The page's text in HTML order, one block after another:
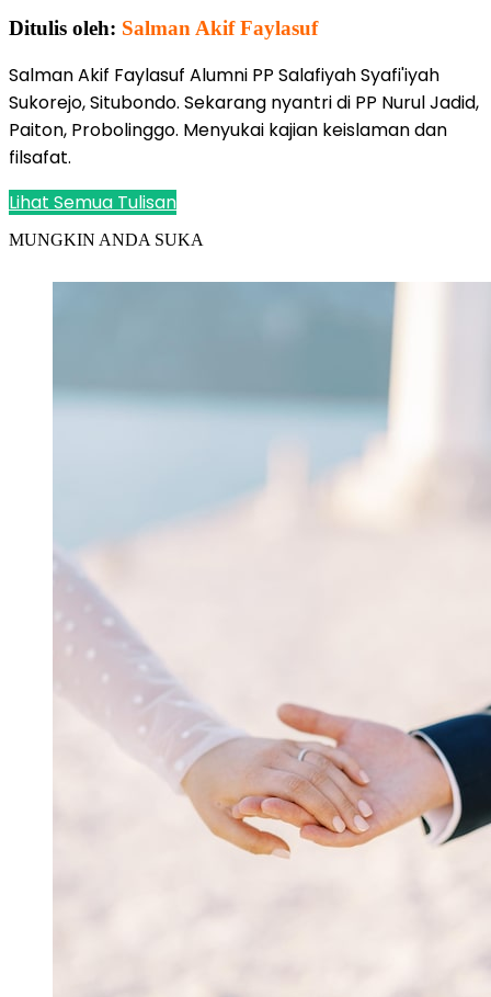
Ditulis oleh: Salman Akif Faylasuf
Salman Akif Faylasuf Alumni PP Salafiyah Syafi'iyah
Sukorejo, Situbondo. Sekarang nyantri di PP Nurul Jadid,
Paiton, Probolinggo. Menyukai kajian keislaman dan
filsafat.
Lihat Semua Tulisan
MUNGKIN ANDA SUKA